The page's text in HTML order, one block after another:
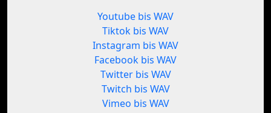
Youtube bis WAV
Tiktok bis WAV
Instagram bis WAV
Facebook bis WAV
Twitter bis WAV
Twitch bis WAV
Vimeo bis WAV